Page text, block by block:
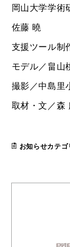
岡山大学学術
佐藤 曉
支援ツール制
モデル／畠山
撮影／中島里
取材・文／森
お知らせカテゴ